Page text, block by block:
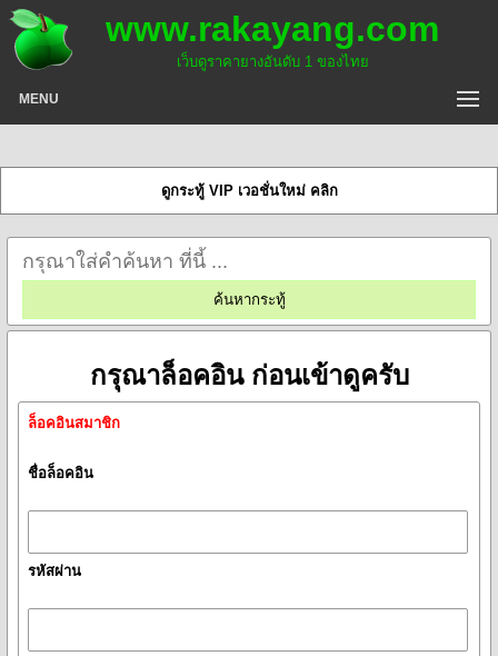
www.rakayang.com
เว็บดูราคายางอันดับ 1 ของไทย
MENU
ดูกระทู้ VIP เวอชั่นใหม่ คลิก
กรุณาล็อคอิน ก่อนเข้าดูครับ
ล็อคอินสมาชิก
ชื่อล็อคอิน
รหัสผ่าน